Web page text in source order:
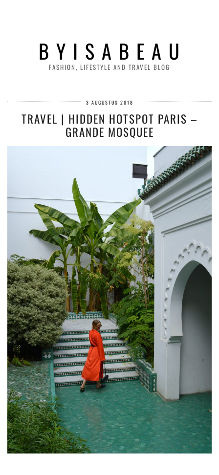
B Y I S A B E A U
FASHION, LIFESTYLE AND TRAVEL BLOG
3 AUGUSTUS 2018
TRAVEL | HIDDEN HOTSPOT PARIS –
GRANDE MOSQUEE